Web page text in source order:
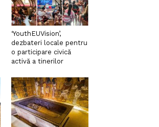
‘YouthEUVision’,
dezbateri locale pentru
o participare civică
activă a tinerilor